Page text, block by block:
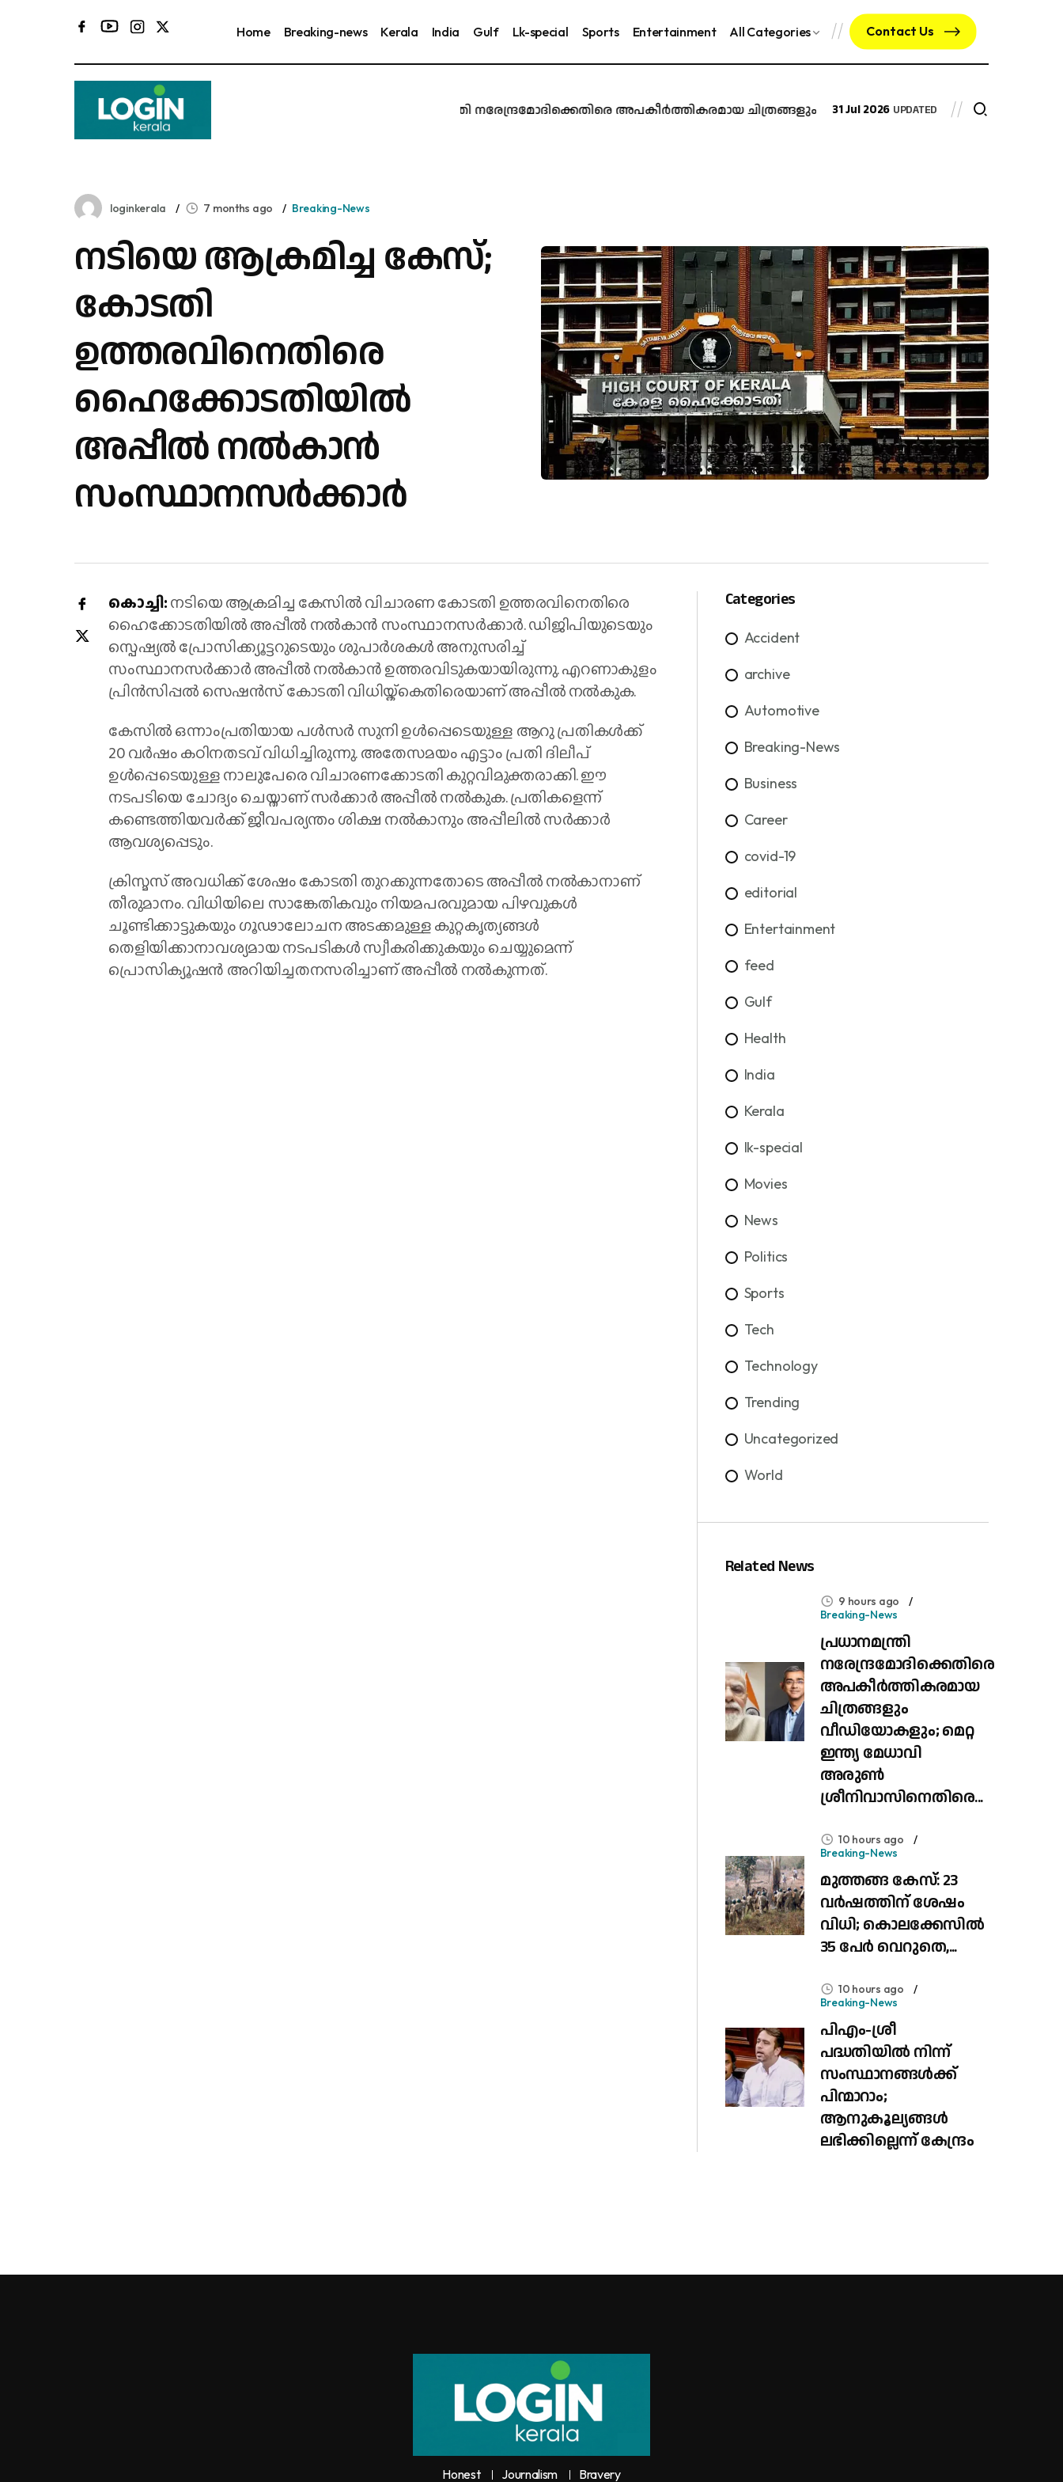
Home Breaking-news Kerala India Gulf Lk-special Sports Entertainment All Categories Contact Us
പ്രധാനമന്ത്രി നരേന്ദ്രമോദിക്കെതിരെ അപകീർത്തികരമായ ചിത്രങ്ങളും വീഡിയോകളും; മെറ്റ ഇന്ത്യ മേധാവി അരുൺ
31 Jul 2026 UPDATED
loginkerala 7 months ago Breaking-News
നടിയെ ആക്രമിച്ച കേസ്;
കോടതി
ഉത്തരവിനെതിരെ
ഹൈക്കോടതിയിൽ
അപ്പീൽ നൽകാൻ
സംസ്ഥാനസർക്കാർ
കൊച്ചി:നടിയെ ആക്രമിച്ച കേസിൽ വിചാരണ കോടതി ഉത്തരവിനെതിരെ
ഹൈക്കോടതിയിൽ അപ്പീൽ നൽകാൻ സംസ്ഥാനസർക്കാർ. ഡിജിപിയുടെയും
സ്പെഷ്യൽ പ്രോസിക്ക്യൂട്ടറുടെയും ശുപാർശകൾ അനുസരിച്ച്
സംസ്ഥാനസർക്കാർ അപ്പീൽ നൽകാൻ ഉത്തരവിടുകയായിരുന്നു. എറണാകുളം
പ്രിൻസിപ്പൽ സെഷൻസ് കോടതി വിധിയ്ക്കെതിരെയാണ് അപ്പീൽ നൽകുക.
കേസിൽ ഒന്നാംപ്രതിയായ പൾസർ സുനി ഉൾപ്പെടെയുള്ള ആറു പ്രതികൾക്ക്
20 വർഷം കഠിനതടവ് വിധിച്ചിരുന്നു. അതേസമയം എട്ടാം പ്രതി ദിലീപ്
ഉൾപ്പെടെയുള്ള നാലുപേരെ വിചാരണക്കോടതി കുറ്റവിമുക്തരാക്കി. ഈ
നടപടിയെ ചോദ്യം ചെയ്താണ് സർക്കാർ അപ്പീൽ നൽകുക. പ്രതികളെന്ന്
കണ്ടെത്തിയവർക്ക് ജീവപര്യന്തം ശിക്ഷ നൽകാനും അപ്പീലിൽ സർക്കാർ
ആവശ്യപ്പെടും.
ക്രിസ്മസ് അവധിക്ക് ശേഷം കോടതി തുറക്കുന്നതോടെ അപ്പീൽ നൽകാനാണ്
തീരുമാനം. വിധിയിലെ സാങ്കേതികവും നിയമപരവുമായ പിഴവുകൾ
ചൂണ്ടിക്കാട്ടുകയും ​ഗൂഢാലോചന അടക്കമുള്ള കുറ്റകൃത്യങ്ങൾ
തെളിയിക്കാനാവശ്യമായ നടപടികൾ സ്വീകരിക്കുകയും ചെയ്യുമെന്ന്
പ്രൊസിക്യൂഷൻ അറിയിച്ചതനസരിച്ചാണ് അപ്പീൽ നൽകുന്നത്.
Categories
Accident
archive
Automotive
Breaking-News
Business
Career
covid-19
editorial
Entertainment
feed
Gulf
Health
India
Kerala
lk-special
Movies
News
Politics
Sports
Tech
Technology
Trending
Uncategorized
World
Related News
9 hours ago
Breaking-News
പ്രധാനമന്ത്രി
നരേന്ദ്രമോദിക്കെതിരെ
അപകീർത്തികരമായ
ചിത്രങ്ങളും
വീഡിയോകളും; മെറ്റ
ഇന്ത്യ മേധാവി
അരുൺ
ശ്രീനിവാസിനെതിരെ...
10 hours ago
Breaking-News
മുത്തങ്ങ കേസ്: 23
വർഷത്തിന് ശേഷം
വിധി; കൊലക്കേസിൽ
35 പേർ വെറുതെ,...
10 hours ago
Breaking-News
പിഎം-ശ്രീ
പദ്ധതിയിൽ നിന്ന്
സംസ്ഥാനങ്ങൾക്ക്
പിന്മാറാം;
ആനുകൂല്യങ്ങൾ
ലഭിക്കില്ലെന്ന് കേന്ദ്രം
Honest Journalism Bravery